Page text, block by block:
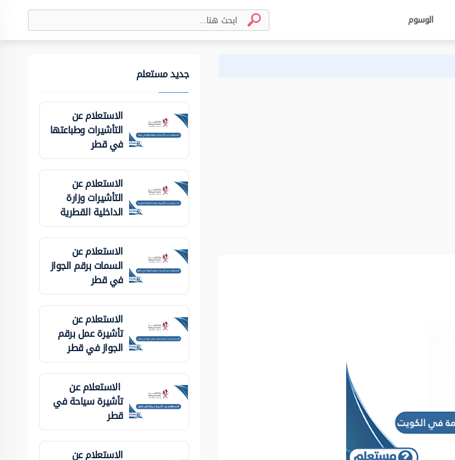
الوسوم
جديد مستعلم
الاستعلام عن
التأشيرات وطباعتها
في قطر
الاستعلام عن
التأشيرات وزارة
الداخلية ‏القطرية
الاستعلام عن
السمات برقم الجواز
في قطر
الاستعلام عن
تأشيرة عمل برقم
الجواز في قطر
الاستعلام عن
تأشيرة سياحة في
قطر
الاستعلام عن